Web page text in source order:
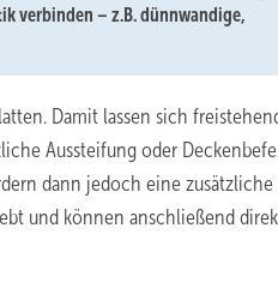
verbinden – z.B. dünnwandige,
Damit lassen sich
Aussteifung oder
dann jedoch eine zusätzliche
und können anschließend